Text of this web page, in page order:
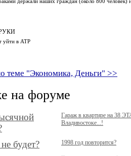
уйти в АТР
теме "Экономика, Деньги" >>
на форуме
Гараж в квартире на 38
Владивостоке...!
будет? 1998 год повторится?